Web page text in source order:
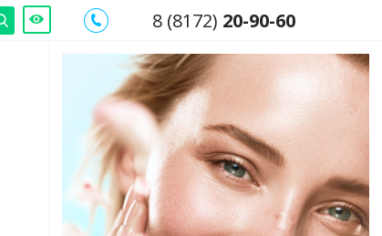
8 (8172) 20-90-60